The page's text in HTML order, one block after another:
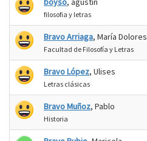
filosofia y letras
Bravo Arriaga, María Dolores
Facultad de Filosofía y Letras
Bravo López, Ulises
Letras clásicas
Bravo Muñoz, Pablo
Historia